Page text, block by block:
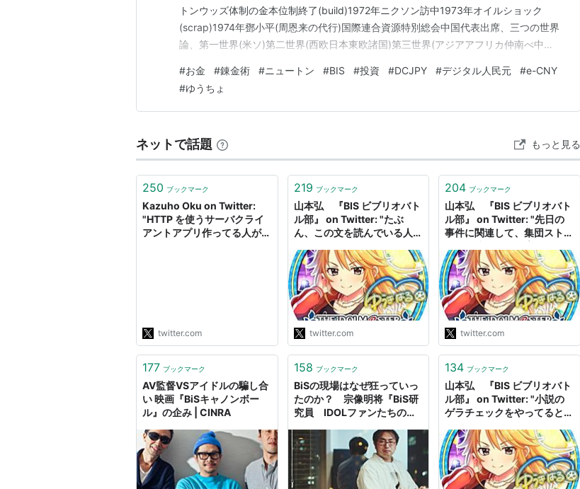
トンウッズ体制の金本位制終了(build)1972年ニクソン訪中1973年オイルショック
(scrap)1974年鄧小平(周恩来の代行)国際連合資源特別総会中国代表出席、三つの世界
論、第一世界(米ソ)第二世界(西欧日本東欧諸国)第三世界(アジアアフリカ仲南べ中
婦友人で密告、心に深いトラウマを残した。(2)経済教育…
#お金 #錬金術 #ニュートン #BIS #投資 #DCJPY #デジタル人民元 #e-CNY
#ゆうちょ
ネットで話題 もっと見る
250 ブックマーク
Kazuho Oku on Twitter:
"HTTP を使うサーバクライ
アントアプリ作ってる人が、
説明した文書…
https://t.co/7ke9ePZtTn"
twitter.com
219 ブックマーク
山本弘 『BIS ビブリオバト
ル部』 on Twitter: "たぶ
ん、この文を読んでいる人間
でもこれは一年以上前から考
えていたことなのだ。もちろ
ん妻や娘には内緒である。医
者にも友人にも。"
twitter.com
204 ブックマーク
山本弘 『BIS ビブリオバト
ル部』 on Twitter: "先日の
事件に関連して、集団ストー
る。やはり「集団ストーカー
被害者」はかなり多いと分か
る。
http://t.co/FbqAEj3o35
@togetter_jpさんから"
twitter.com
177 ブックマーク
AV監督VSアイドルの騙し合
い 映画『BiSキャノンボー
ル』の企み | CINRA
158 ブックマーク
BiSの現場はなぜ狂っていっ
たのか？ 宗像明将『BiS研
究員 IDOLファンたちの狂
134 ブックマーク
山本弘 『BIS ビブリオバト
ル部』 on Twitter: "小説の
ゲラチェックをやってるとこ
う単語が校正者に「重い差別
語」と指摘されて困ってる。
「肉屋」をどう言い換えろっ
ちゅうの？"